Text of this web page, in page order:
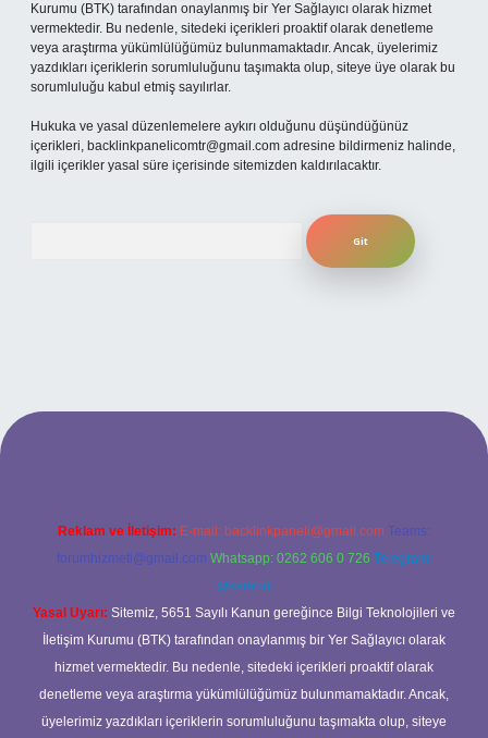
Kurumu (BTK) tarafından onaylanmış bir Yer Sağlayıcı olarak hizmet
vermektedir. Bu nedenle, sitedeki içerikleri proaktif olarak denetleme
veya araştırma yükümlülüğümüz bulunmamaktadır. Ancak, üyelerimiz
yazdıkları içeriklerin sorumluluğunu taşımakta olup, siteye üye olarak bu
sorumluluğu kabul etmiş sayılırlar.
Hukuka ve yasal düzenlemelere aykırı olduğunu düşündüğünüz
içerikleri, backlinkpanelicomtr@gmail.com adresine bildirmeniz halinde,
ilgili içerikler yasal süre içerisinde sitemizden kaldırılacaktır.
bahis sitesi
Reklam ve İletişim: E-mail: backlinkpaneli@gmail.com Teams:
forumhizmeti@gmail.com Whatsapp: 0262 606 0 726 Telegram:
@karabul
Yasal Uyarı: Sitemiz, 5651 Sayılı Kanun gereğince Bilgi Teknolojileri ve
İletişim Kurumu (BTK) tarafından onaylanmış bir Yer Sağlayıcı olarak
hizmet vermektedir. Bu nedenle, sitedeki içerikleri proaktif olarak
denetleme veya araştırma yükümlülüğümüz bulunmamaktadır. Ancak,
üyelerimiz yazdıkları içeriklerin sorumluluğunu taşımakta olup, siteye